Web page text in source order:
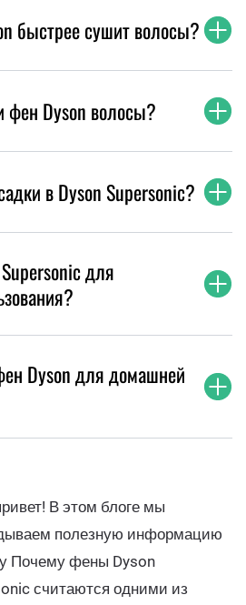
быстрее сушит волосы?
фен Dyson волосы?
в Dyson Supersonic?
для
Dyson для домашней
В этом блоге мы
полезную информацию
Почему фены Dyson
считаются одними из